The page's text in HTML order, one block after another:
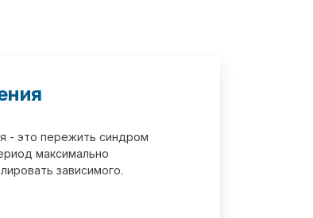
- это пережить синдром
максимально
зависимого.